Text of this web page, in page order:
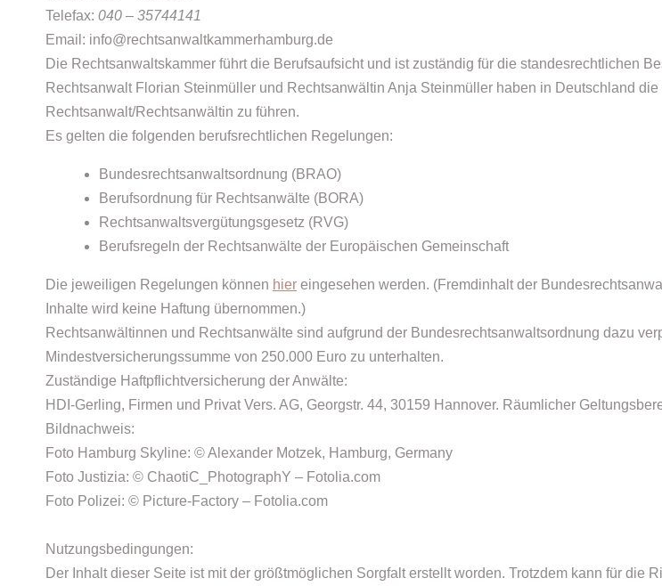
Telefax: 040 – 35744141
Email: info@rechtsanwaltkammerhamburg.de
Die Rechtsanwaltskammer führt die Berufsaufsicht und ist zuständig für die standesrechtlichen
Rechtsanwalt Florian Steinmüller und Rechtsanwältin Anja Steinmüller haben in Deutschland
Rechtsanwalt/Rechtsanwältin zu führen.
Es gelten die folgenden berufsrechtlichen Regelungen:
Bundesrechtsanwaltsordnung (BRAO)
Berufsordnung für Rechtsanwälte (BORA)
Rechtsanwaltsvergütungsgesetz (RVG)
Berufsregeln der Rechtsanwälte der Europäischen Gemeinschaft
Die jeweiligen Regelungen können hier eingesehen werden. (Fremdinhalt der
Inhalte wird keine Haftung übernommen.)
Rechtsanwältinnen und Rechtsanwälte sind aufgrund der Bundesrechtsanwaltsordnung dazu
Mindestversicherungssumme von 250.000 Euro zu unterhalten.
Zuständige Haftpflichtversicherung der Anwälte:
HDI-Gerling, Firmen und Privat Vers. AG, Georgstr. 44, 30159 Hannover. Räumlicher
Bildnachweis:
Foto Hamburg Skyline: © Alexander Motzek, Hamburg, Germany
Foto Justizia: © ChaotiC_PhotographY – Fotolia.com
Foto Polizei: © Picture-Factory – Fotolia.com
Nutzungsbedingungen:
Der Inhalt dieser Seite ist mit der größtmöglichen Sorgfalt erstellt worden. Trotzdem kann für